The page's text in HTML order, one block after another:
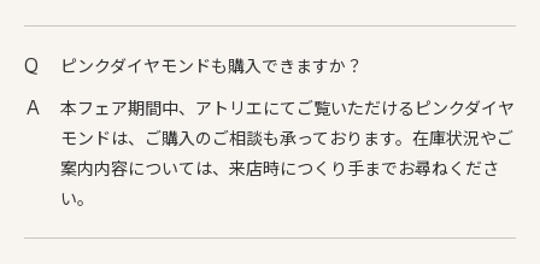
ピンクダイヤモンドも購入できますか？
本フェア期間中、アトリエにてご覧いただけるピンクダイヤ
モンドは、ご購入のご相談も承っております。在庫状況やご
案内内容については、来店時につくり手までお尋ねくださ
い。